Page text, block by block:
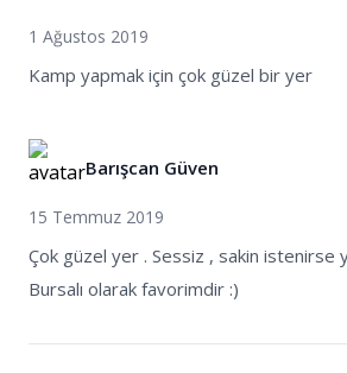
Bilinmesi Gerekenler
• Gölette yüzmek tehlikeli olabilir,
hazırlıklı gelinmeli.
• Toplu taşıma ile ulaşım sınırlı, özel
daha kolay.
• Hafta sonları kalabalık olabilir.
• Çevre temizliğine dikkat edilmeli,
1 Ağustos 2019
Kamp yapmak için çok güzel bir yer
Barışcan Güven
15 Temmuz 2019
Çok güzel yer . Sessiz , sakin istenirse
Bursalı olarak favorimdir :)